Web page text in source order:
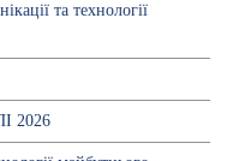
та технології
2026